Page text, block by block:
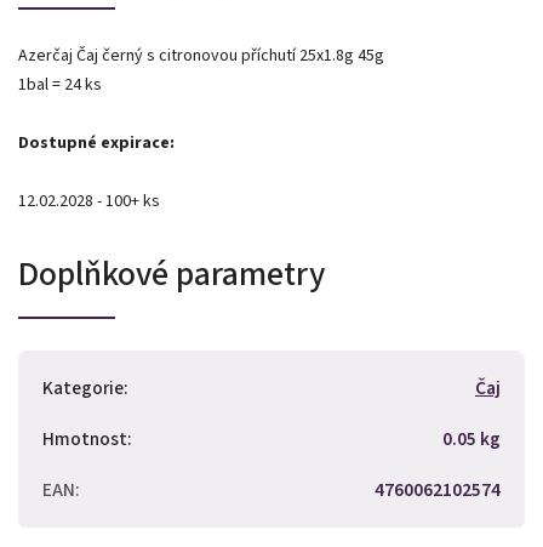
Azerčaj Čaj černý s citronovou příchutí 25x1.8g 45g
1bal = 24 ks
Dostupné expirace:
12.02.2028 - 100+ ks
Doplňkové parametry
Kategorie:
Čaj
Hmotnost:
0.05 kg
EAN: 4760062102574